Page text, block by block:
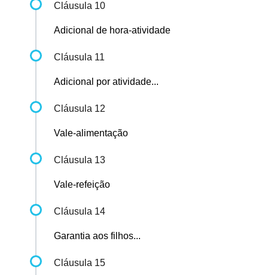
Cláusula 10
Adicional de hora-atividade
Cláusula 11
Adicional por atividade...
Cláusula 12
Vale-alimentação
Cláusula 13
Vale-refeição
Cláusula 14
Garantia aos filhos...
Cláusula 15